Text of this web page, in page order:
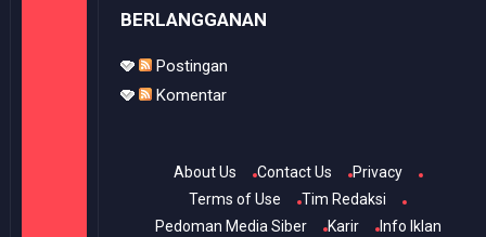
BERLANGGANAN
Postingan
Komentar
About Us Contact Us
Privacy
Terms of Use
Tim Redaksi
Pedoman Media Siber
Karir Info Iklan